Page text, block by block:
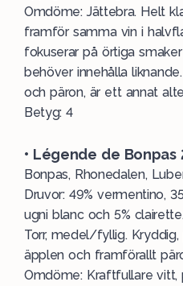
Omdöme: Jättebra. Helt
framför samma vin i
fokuserar på örtiga
behöver innehålla
och päron, är ett annat
Betyg: 4
• Légende de Bonpas
Bonpas, Rhonedalen,
Druvor: 49% vermentino,
ugni blanc och 5%
Torr, medel/fyllig. Kryddig,
äpplen och framförallt
Omdöme: Kraftfullare vitt,